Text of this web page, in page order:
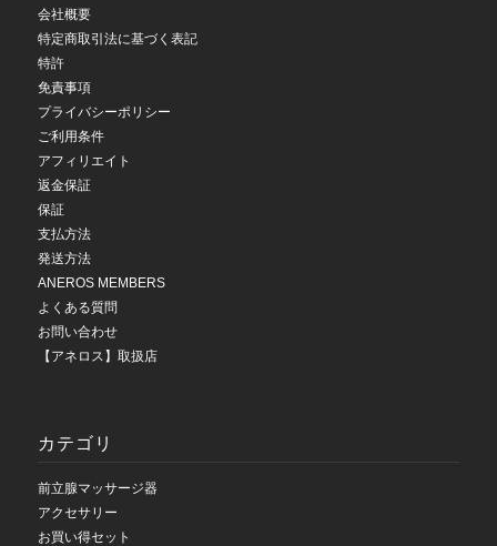
会社概要
特定商取引法に基づく表記
特許
免責事項
プライバシーポリシー
ご利用条件
アフィリエイト
返金保証
保証
支払方法
発送方法
ANEROS MEMBERS
よくある質問
お問い合わせ
【アネロス】取扱店
カテゴリ
前立腺マッサージ器
アクセサリー
お買い得セット